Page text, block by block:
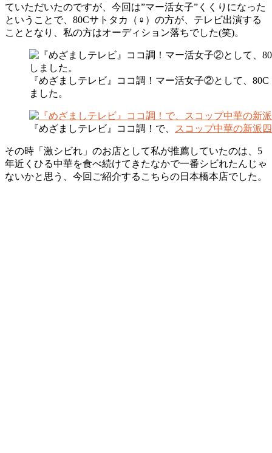
ていただいたのですが、今回は”マー活女子”くくりになった
ということで、80Cサトタカ（♀）の方が、テレビ出演する
こととなり、私の方はオーディション落ちでした(笑)。
『めざましテレビ』ココ調！マー活女子②として、
ました。
『めざましテレビ』ココ調！で、 スコップ中華の新派
その時「激シビれ」のお店として私が推薦していたのは、5
年近くひる中華を食べ続けてきたなかで一番シビれたんじゃ
ないかと思う、今回ご紹介するこちらの日本橋本店でした。